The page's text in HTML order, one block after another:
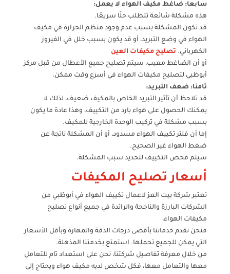
سابعا: ضاغط مكيف الهواء لا يعمل:
هذه مشكلة شائعة تتطلب حلًا سريعًا.
قد تكون المشكلة بسبب عدم وجود منظم الحرارة في مكيف
الهواء في وضع التبريد، أو قد يكون بسبب خلل في الفيروز
الكهربائي. تصليح مكيفات العين
أو أن الضاغط معيب، سيتم تصليح جميع الأعطال من قبل مركز
أبوظبي لتصليح مكيفات الهواء في أسرع وقت ممكن.
ثامنا: ضعف التبريد:
قد تلاحظ أن تأثير التبريد الخاص بالمكيف ضعيف، لذلك لا
يمكنك الحصول على هواء بارد من التكييف، وهذا عادة ما يكون
بسبب مشكلة في تركيب الوحدة الخارجية للمكيف.
إما أن فلتر تكييف الهواء مسدود، أو أن المشكلة ناتجة عن
ضغط الهواء غير الصحيح.
سيتم فحص التكييف لتحديد سبب المشكلة.
أسعار تصليح المكيفات
تعتبر شركة بيت العز لاعمال تكييف الهواء في أبوظبي من
الشركات البارزة والناجحة والرائدة في جميع أنواع تصليح
مكيفات الهواء،
فنحن نقدم خدماتنا بأقصى درجات الدقة والمهارة وبأقل الأسعار
التي يمكن للجميع تحملها. استمتع بخدمتنا المذهلة.
من خلال معرفة تفاصيل شركتنا، نحن على استعداد تام للتعامل
معها والتعامل معها، فكل شخص لديه مكيف هواء ويحتاج إلى